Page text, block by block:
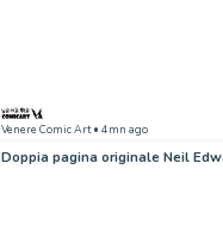
Venere Comic Art• 4mn ago